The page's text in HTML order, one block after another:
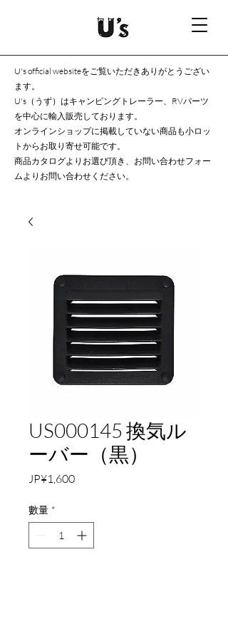
U's official websiteをご覧いただきありがとうござい
ます。
U's（うず）はキャンピングトレーラー、RVパーツ
を中心に輸入販売しております。
オンラインショップに掲載していない商品も小ロッ
トからお取り寄せ可能です。
商品カタログよりお選び頂き、お問い合わせフォー
ムよりお問い合わせください。
US000145 換気ル
ーバー（黒）
JP¥1,600價
數量 *